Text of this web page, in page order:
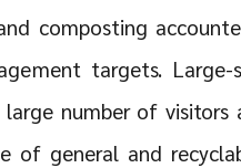
composting
targets.
number of visitors
of general and